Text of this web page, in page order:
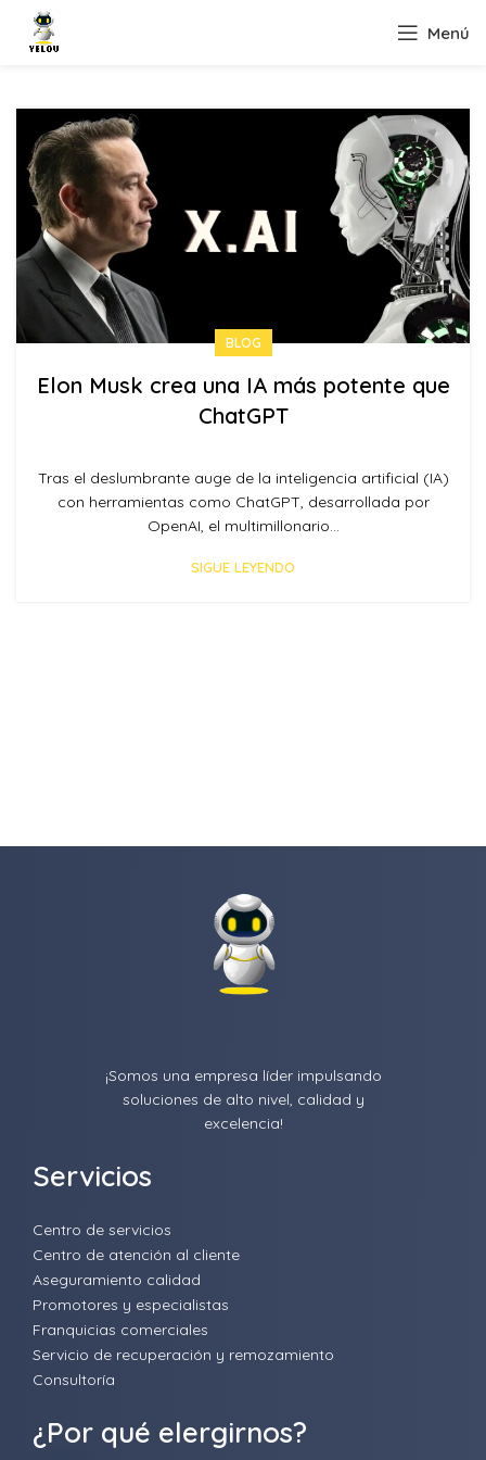
Menú
BLOG
Elon Musk crea una IA más potente que
ChatGPT
Tras el deslumbrante auge de la inteligencia artificial (IA)
con herramientas como ChatGPT, desarrollada por
OpenAI, el multimillonario...
SIGUE LEYENDO
¡Somos una empresa líder impulsando
soluciones de alto nivel, calidad y
excelencia!
Servicios
Centro de servicios
Centro de atención al cliente
Aseguramiento calidad
Promotores y especialistas
Franquicias comerciales
Servicio de recuperación y remozamiento
Consultoría
¿Por qué elergirnos?